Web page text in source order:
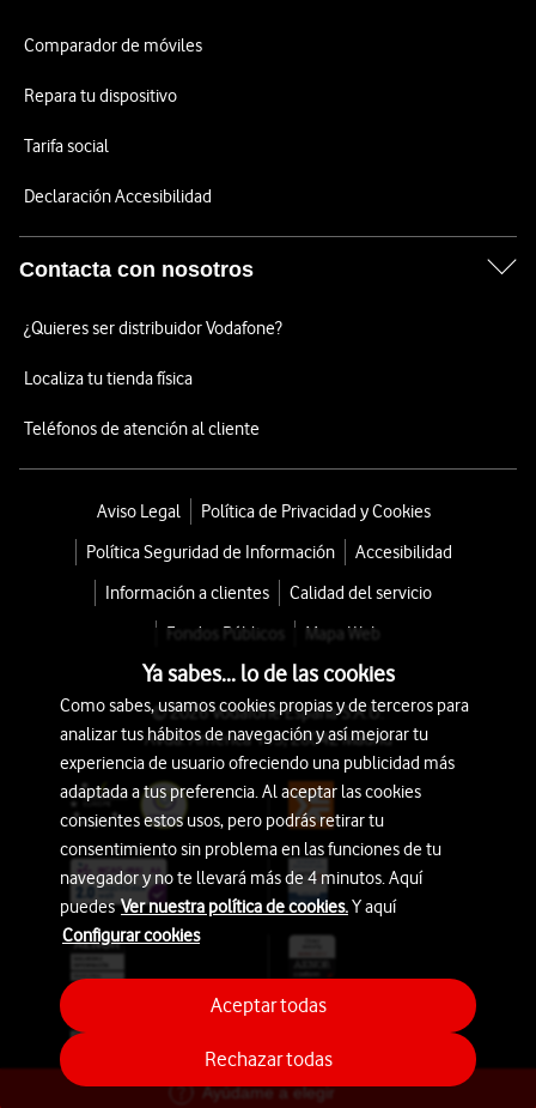
Ayúdame a elegir
Comparador de móviles
Repara tu dispositivo
Tarifa social
Declaración Accesibilidad
Contacta con nosotros
¿Quieres ser distribuidor Vodafone?
Localiza tu tienda física
Teléfonos de atención al cliente
Aviso Legal
Política de Privacidad y Cookies
Política Seguridad de Información
Accesibilidad
Información a clientes
Calidad del servicio
Fondos Públicos
Mapa Web
© 2026 Vodafone España S.A.U.
Avda. América 115, 28042 Madrid
Ya sabes... lo de las cookies
Como sabes, usamos cookies propias y de terceros para
analizar tus hábitos de navegación y así mejorar tu
experiencia de usuario ofreciendo una publicidad más
adaptada a tus preferencia. Al aceptar las cookies
consientes estos usos, pero podrás retirar tu
consentimiento sin problema en las funciones de tu
navegador y no te llevará más de 4 minutos. Aquí
puedesVer nuestra política de cookies.Y aquí
Configurar cookies
Rechazar todas
Aceptar todas